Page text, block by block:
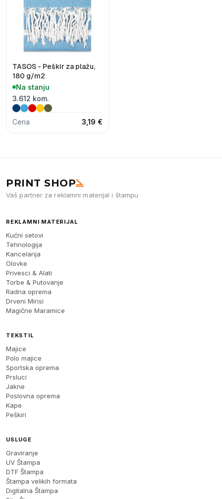
TASOS - Peškir za plažu,
180 g/m2
Na stanju
3.612 kom.
Cena 3,19 €
PRINT SHOP
Vaš partner za reklamni materijal i štampu
REKLAMNI MATERIJAL
Kućni setovi
Tehnologija
Kancelarija
Olovke
Privesci & Alati
Torbe & Putovanje
Radna oprema
Drveni Mirisi
Magične Maramice
TEKSTIL
Majice
Polo majice
Sportska oprema
Prsluci
Jakne
Poslovna oprema
Kape
Peškiri
USLUGE
Graviranje
UV Štampa
DTF Štampa
Štampa velikih formata
Digitalna Štampa